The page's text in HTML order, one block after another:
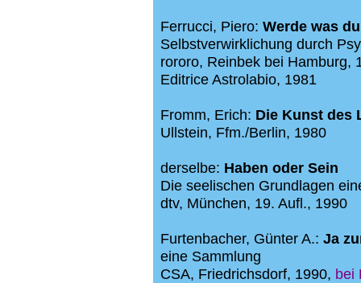
Ferrucci, Piero: Werde was
Selbstverwirklichung durch
rororo, Reinbek bei Hamburg,
Editrice Astrolabio, 1981
Fromm, Erich: Die Kunst des
Ullstein, Ffm./Berlin, 1980
derselbe: Haben oder Sein
Die seelischen Grundlagen
dtv, München, 19. Aufl., 1990
Furtenbacher, Günter A.: Ja
eine Sammlung
CSA, Friedrichsdorf, 1990, bei